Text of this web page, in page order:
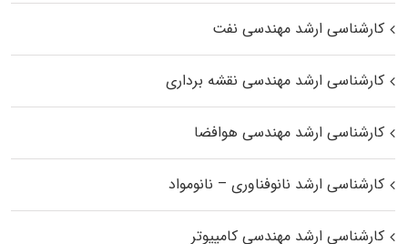
کارشناسی ارشد مهندسی نفت
کارشناسی ارشد مهندسی نقشه برداری
کارشناسی ارشد مهندسی هوافضا
کارشناسی ارشد نانوفناوری – نانومواد
کارشناسی ارشد مهندسی کامپیوتر